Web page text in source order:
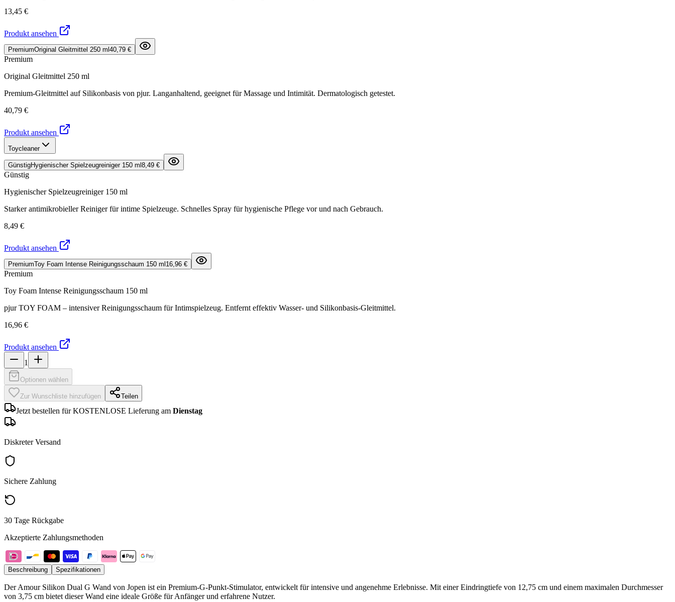
13,45 €
Produkt ansehen
PremiumOriginal Gleitmittel 250 ml 40,79 €
Premium
Original Gleitmittel 250 ml
Premium-Gleitmittel auf Silikonbasis von pjur. Langanhaltend, geeignet für Massage und Intimität. Dermatologisch getestet.
40,79 €
Produkt ansehen
Toycleaner
GünstigHygienischer Spielzeugreiniger 150 ml 8,49 €
Günstig
Hygienischer Spielzeugreiniger 150 ml
Starker antimikrobieller Reiniger für intime Spielzeuge. Schnelles Spray für hygienische Pflege vor und nach Gebrauch.
8,49 €
Produkt ansehen
PremiumToy Foam Intense Reinigungsschaum 150 ml 16,96 €
Premium
Toy Foam Intense Reinigungsschaum 150 ml
pjur TOY FOAM – intensiver Reinigungsschaum für Intimspielzeug. Entfernt effektiv Wasser- und Silikonbasis-Gleitmittel.
16,96 €
Produkt ansehen
1
Optionen wählen
Zur Wunschliste hinzufügen Teilen
Jetzt bestellen für KOSTENLOSE Lieferung am Dienstag
Diskreter Versand
Sichere Zahlung
30 Tage Rückgabe
Akzeptierte Zahlungsmethoden
Beschreibung Spezifikationen
Der Amour Silikon Dual G Wand von Jopen ist ein Premium-G-Punkt-Stimulator, entwickelt für intensive und angenehme Erlebnisse. Mit einer Eindringtiefe von 12,75 cm und einem maximalen Durchmesser
von 3,75 cm bietet dieser Wand eine ideale Größe für Anfänger und erfahrene Nutzer.